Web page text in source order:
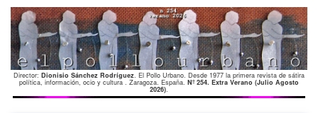
Director: Dionisio Sánchez Rodríguez. El Pollo Urbano. Desde 1977 la primera revista de sátira
política, información, ocio y cultura . Zaragoza. España. Nº 254. Extra Verano (Julio Agosto
2026).